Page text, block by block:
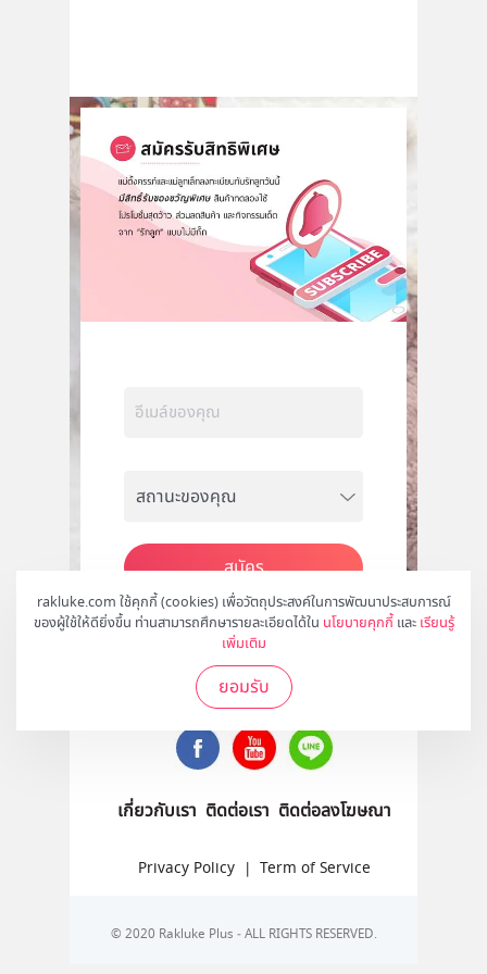
rakluke.com ใช้คุกกี้ (cookies) เพื่อวัตถุประสงค์ในการพัฒนาประสบการณ์
ของผู้ใช้ให้ดียิ่งขึ้น ท่านสามารถศึกษารายละเอียดได้ใน นโยบายคุกกี้ และ เรียนรู้
เพิ่มเติม
ยอมรับ
สมัคร
ติดตามเราได้ที่
เกี่ยวกับเรา ติดต่อเรา ติดต่อลงโฆษณา
Privacy Policy | Term of Service
© 2020 Rakluke Plus - ALL RIGHTS RESERVED.